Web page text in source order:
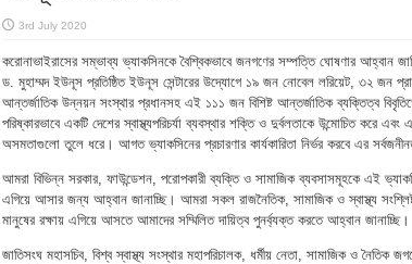
3rd July 2020
করোনাভাইরাসের সম্ভাব্য ভ্যাকসিনকে বৈশ্বিকভাবে জনগণের সম্পত্তি ঘোষণার আহ্বান
ড. মুহাম্মদ ইউনূস প্রতিষ্ঠিত ইউনূস সেন্টারের উদ্যোগে ১৯ জন নোবেল লরিয়েট, ৩২ জন
আন্তর্জাতিক উন্নয়ন সংস্থার প্রধানসহ এই ১১১ জন বিশিষ্ট আন্তর্জাতিক ব্যক্তিত্ব
পরিষ্কারভাবে একটি দেশের স্বাস্থ্যপরিচর্যা ব্যবস্থার শক্তি ও দুর্বলতাকে উন্মোচিত করে
অসমতাগুলো তুলে ধরে। আগত ভ্যাকসিনের প্রচারণার কার্যকারিতা নির্ভর করবে এর
আমরা বিভিন্ন সরকার, ফাউন্ডেশন, পরোপকারী ব্যক্তি ও সামাজিক ব্যবসাসমূহকে এই
এগিয়ে আসার জন্য আহ্বান জানাচ্ছি। আমরা সকল রাজনৈতিক, সামাজিক ও স্বাস্থ্য
মানুষের রক্ষায় এগিয়ে আসতে আমাদের সম্মিলিত দায়িত্ব পুনর্ব্যক্ত করতে আহ্বান জানাচ্ছি।
জাতিসংঘ মহাসচিব, বিশ্ব স্বাস্থ্য সংস্থার মহাপরিচালক, ধর্মীয় নেতা, সামাজিক ও নৈতিক